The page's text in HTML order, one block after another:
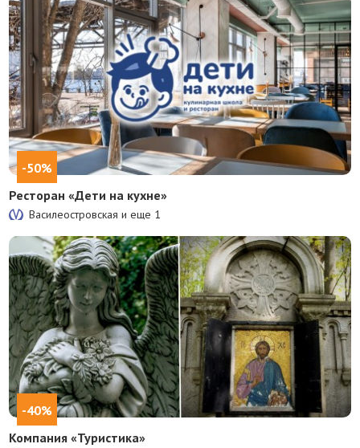
-50%
Ресторан «Дети на кухне»
Василеостровская и еще 1
-40%
Компания «Туристика»